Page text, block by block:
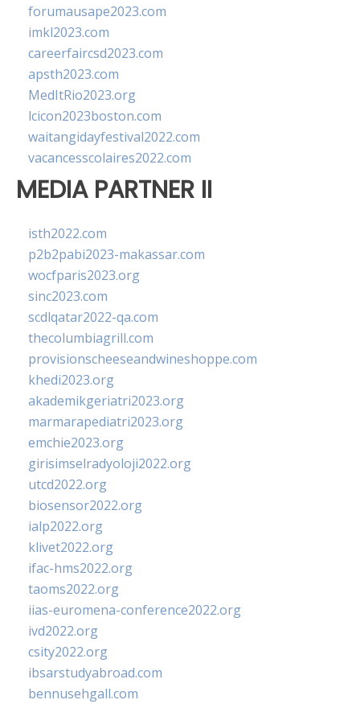
forumausape2023.com
imkl2023.com
careerfaircsd2023.com
apsth2023.com
MedItRio2023.org
lcicon2023boston.com
waitangidayfestival2022.com
vacancesscolaires2022.com
MEDIA PARTNER II
isth2022.com
p2b2pabi2023-makassar.com
wocfparis2023.org
sinc2023.com
scdlqatar2022-qa.com
thecolumbiagrill.com
provisionscheeseandwineshoppe.com
khedi2023.org
akademikgeriatri2023.org
marmarapediatri2023.org
emchie2023.org
girisimselradyoloji2022.org
utcd2022.org
biosensor2022.org
ialp2022.org
klivet2022.org
ifac-hms2022.org
taoms2022.org
iias-euromena-conference2022.org
ivd2022.org
csity2022.org
ibsarstudyabroad.com
bennusehgall.com